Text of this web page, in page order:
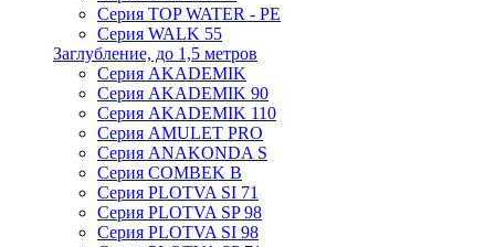
Серия TOP WATER - PE
Серия WALK 55
Заглубление, до 1,5 метров
Серия AKADEMIK
Серия AKADEMIK 90
Серия AKADEMIK 110
Серия AMULET PRO
Серия ANAKONDA S
Серия COMBEK B
Серия PLOTVA SI 71
Серия PLOTVA SP 98
Серия PLOTVA SI 98